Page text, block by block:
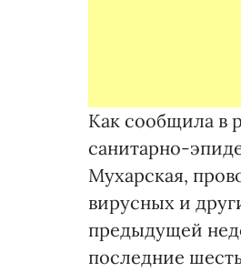
Как сообщила в
санитарно-
Мухарская,
вирусных и
предыдущей
последние